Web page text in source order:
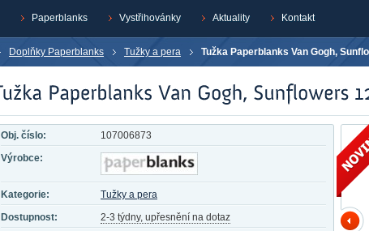
Doplňky Paperblanks Tužky a pera Tužka Paperblanks Van Gogh,
Obj. číslo:
107006873
Výrobce:
Kategorie:
Tužky a pera
Dostupnost:
2-3 týdny, upřesnění na dotaz
Paperblanks Vystřihovánky Aktuality Kontakt